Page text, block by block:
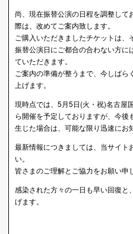
尚、現在振替公演の日程を調整して
際は、改めてご案内致します。
ご購入いただきましたチケットは、
振替公演日にご都合の合わない方
ていただきます。
ご案内の準備が整うまで、今しば
上げます。
現時点では、5月5日(火・祝)名古屋
ら開催を予定しておりますが、今
生じた場合は、可能な限り迅速にお
最新情報につきましては、当サイト
い。
皆さまのご理解とご協力をお願い申
感染された方々の一日も早い回復と
げます。